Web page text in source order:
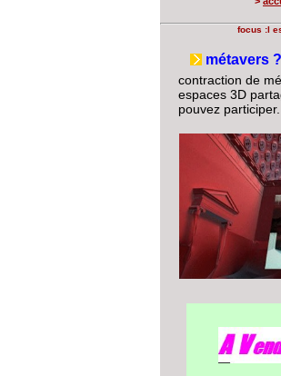
focus :l
métavers ?
contraction de
espaces 3D
pouvez participer.